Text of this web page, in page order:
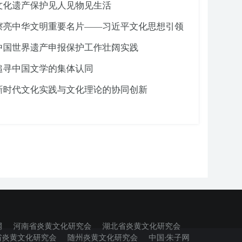
化遗产保护见人见物见生活
亮中华文明重要名片——习近平文化思想引领
国世界遗产申报保护工作壮阔实践
寻中国文学的集体认同
时代文化实践与文化理论的协同创新
河南省炎黄文化研究会
湖北省炎黄文化研究会
黄文化研究会 随州炎黄文化研究会 中国·朱子网